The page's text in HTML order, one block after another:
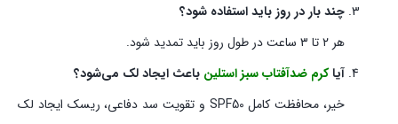
چند بار در روز باید استفاده شود؟
هر ۲ تا ۳ ساعت در طول روز باید تمدید شود.
آیاکرم ضدآفتاب سبز استلین باعث ایجاد لک می‌شود؟
خیر، محافظت کامل SPF50 و تقویت سد دفاعی، ریسک ایجاد لک